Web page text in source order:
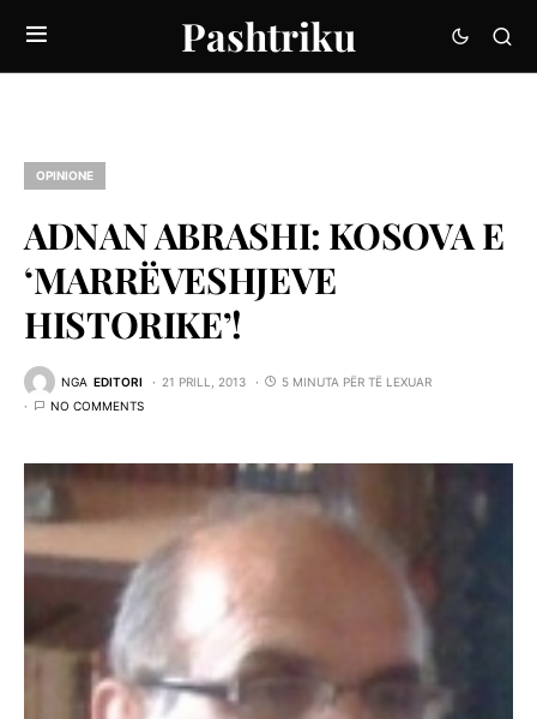
Pashtriku
OPINIONE
ADNAN ABRASHI: KOSOVA E
‘MARRËVESHJEVE
HISTORIKE’!
NGA EDITORI 21 PRILL, 2013
5 MINUTA PËR TË LEXUAR
NO COMMENTS